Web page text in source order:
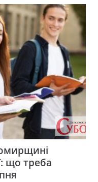
що треба